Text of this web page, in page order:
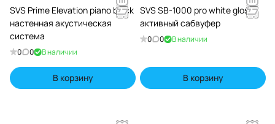
SVS Prime Elevation piano black
настенная акустическая
система
0 0 В наличии
В корзину
SVS SB-1000 pro white gloss
активный сабвуфер
0 0 В наличии
В корзину